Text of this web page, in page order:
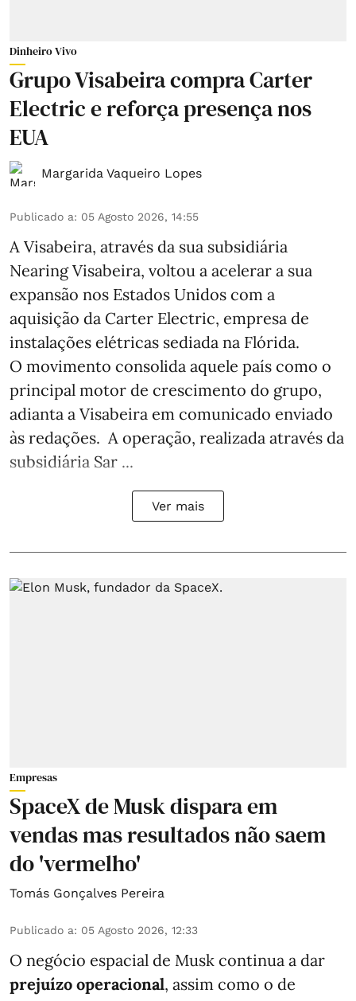
Dinheiro Vivo
Grupo Visabeira compra Carter
Electric e reforça presença nos
EUA
Margarida Vaqueiro Lopes
Publicado a: 05 Agosto 2026, 14:55
A Visabeira, através da sua subsidiária
Nearing Visabeira, voltou a acelerar a sua
expansão nos Estados Unidos com a
aquisição da Carter Electric, empresa de
instalações elétricas sediada na Flórida.
O movimento consolida aquele país como o
principal motor de crescimento do grupo,
adianta a Visabeira em comunicado enviado
às redações. A operação, realizada através da
subsidiária Sar ...
Ver mais
Empresas
SpaceX de Musk dispara em
vendas mas resultados não saem
do 'vermelho'
Tomás Gonçalves Pereira
Publicado a: 05 Agosto 2026, 12:33
O negócio espacial de Musk continua a dar
prejuízo operacional, assim como o de